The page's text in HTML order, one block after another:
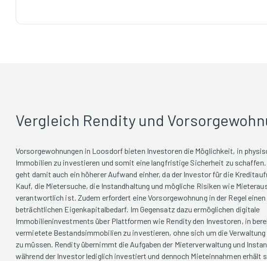
Vergleich Rendity und
Vorsorgewohnungen in Loosdorf bieten Investoren die Möglichkeit, in
Immobilien zu investieren und somit eine langfristige Sicherheit zu schaffen.
geht damit auch ein höherer Aufwand einher, da der Investor für die
Kauf, die Mietersuche, die Instandhaltung und mögliche Risiken wie
verantwortlich ist. Zudem erfordert eine Vorsorgewohnung in der Regel einen
beträchtlichen Eigenkapitalbedarf. Im Gegensatz dazu ermöglichen digitale
Immobilieninvestments über Plattformen wie Rendity den Investoren, in
vermietete Bestandsimmobilien zu investieren, ohne sich um die Verwaltung
zu müssen. Rendity übernimmt die Aufgaben der Mieterverwaltung und
während der Investor lediglich investiert und dennoch Mieteinnahmen erhält